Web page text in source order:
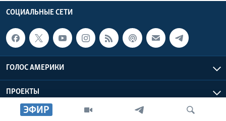
ЭФИР
СОЦИАЛЬНЫЕ СЕТИ
ГОЛОС АМЕРИКИ
ПРОЕКТЫ